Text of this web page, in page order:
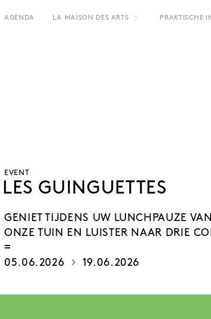
AGENDA LA MAISON DES ARTS PRAKTISCHE
EVENT
LES GUINGUETTES
GENIET TIJDENS UW LUNCHPAUZE
ONZE TUIN EN LUISTER NAAR DRIE
05.06.2026 19.06.2026